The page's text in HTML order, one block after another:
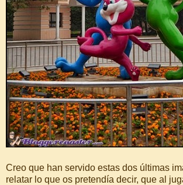
Creo que han servido estas dos últimas
relatar lo que os pretendía decir, que al